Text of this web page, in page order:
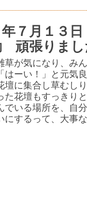
７月１３日
頑張りま
草が気になり、み
はーい！」と元気
壇に集合し草むし
た花壇もすっきり
でいる場所を、自
にするって、大事